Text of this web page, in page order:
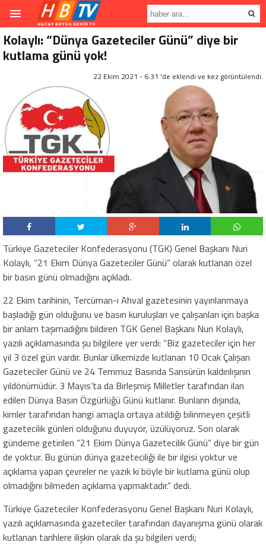
Kolaylı: “Dünya Gazeteciler Günü” diye bir
kutlama günü yok!
22 Ekim 2021 - 6:31 'de eklendi ve kez görüntülendi.
Türkiye Gazeteciler Konfederasyonu (TGK) Genel Başkanı Nuri
Kolaylı, “21 Ekim Dünya Gazeteciler Günü” olarak kutlanan özel
bir basın günü olmadığını açıkladı.
22 Ekim tarihinin, Tercüman-ı Ahval gazetesinin yayınlanmaya
başladığı gün olduğunu ve basın kuruluşları ve çalışanları için başka
bir anlam taşımadığını bildiren TGK Genel Başkanı Nuri Kolaylı,
yazılı açıklamasında şu bilgilere yer verdi: “Biz gazeteciler için her
yıl 3 özel gün vardır. Bunlar ülkemizde kutlanan 10 Ocak Çalışan
Gazeteciler Günü ve 24 Temmuz Basında Sansürün kaldırılışının
yıldönümüdür. 3 Mayıs’ta da Birleşmiş Milletler tarafından ilan
edilen Dünya Basın Özgürlüğü Günü kutlanır. Bunların dışında,
kimler tarafından hangi amaçla ortaya atıldığı bilinmeyen çeşitli
gazetecilik günleri olduğunu duyuyor, üzülüyoruz. Son olarak
gündeme getirilen “21 Ekim Dünya Gazetecilik Günü” diye bir gün
de yoktur. Bu günün dünya gazeteciliği ile bir ilgisi yoktur ve
açıklama yapan çevreler ne yazık ki böyle bir kutlama günü olup
olmadığını bilmeden açıklama yapmaktadır.” dedi.
Türkiye Gazeteciler Konfederasyonu Genel Başkanı Nuri Kolaylı,
yazılı açıklamasında gazeteciler tarafından dayanışma günü olarak
kutlanan tarihlere ilişkin olarak da şu bilgileri verdi;